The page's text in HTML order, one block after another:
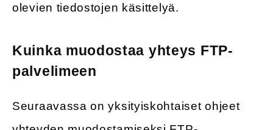
olevien tiedostojen käsittelyä.
Kuinka muodostaa yhteys FTP-
palvelimeen
Seuraavassa on yksityiskohtaiset ohjeet